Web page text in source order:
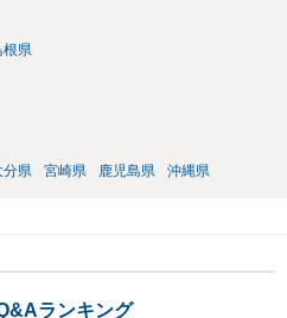
根県
分県 宮崎県 鹿児島県 沖縄県
ランキング